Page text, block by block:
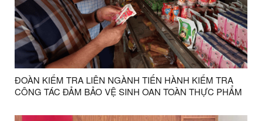
ĐOÀN KIỂM TRA LIÊN NGÀNH TIẾN HÀNH KIỂM TRA
CÔNG TÁC ĐẢM BẢO VỆ SINH OAN TOÀN THỰC PHẨM